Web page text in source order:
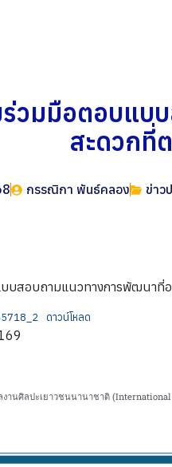
วมมือตอบแบ
สะดวกที่
กรรณิกา พันธ์คลอง ข่าว
บสอบถามแนวทางการพัฒนาที่
ดาวน์โหลด
งานศิลปะเยาวชนนานาชาติ